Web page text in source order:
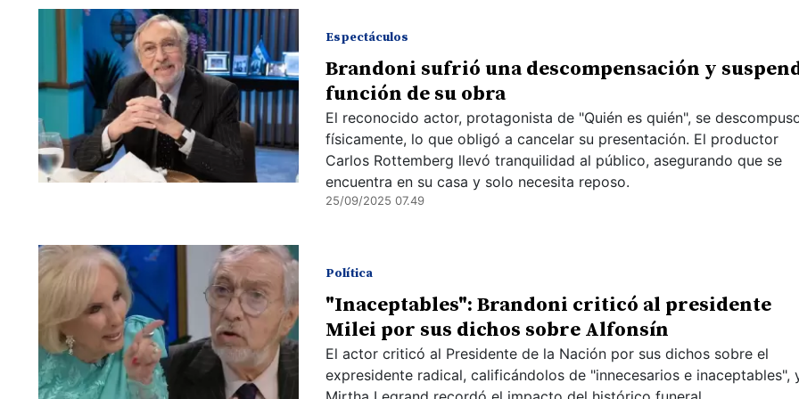
Espectáculos
Brandoni sufrió una descompensación y
función de su obra
El reconocido actor, protagonista de "Quién es quién", se
físicamente, lo que obligó a cancelar su presentación. El productor
Carlos Rottemberg llevó tranquilidad al público, asegurando que se
encuentra en su casa y solo necesita reposo.
25/09/2025 07.49
Política
"Inaceptables": Brandoni criticó al presidente
Milei por sus dichos sobre Alfonsín
El actor criticó al Presidente de la Nación por sus dichos sobre el
expresidente radical, calificándolos de "innecesarios e inaceptables",